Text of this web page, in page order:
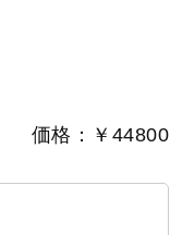
価格：￥44800